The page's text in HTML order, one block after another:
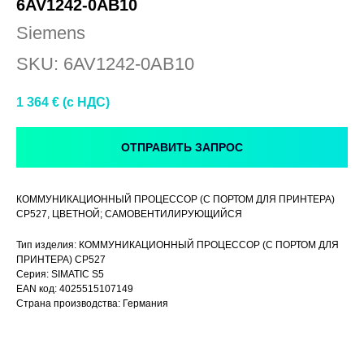
6AV1242-0AB10
Siemens
SKU: 6AV1242-0AB10
1 364 € (c НДС)
ОТПРАВИТЬ ЗАПРОС
КОММУНИКАЦИОННЫЙ ПРОЦЕССОР (С ПОРТОМ ДЛЯ ПРИНТЕРА)
CP527, ЦВЕТНОЙ; САМОВЕНТИЛИРУЮЩИЙСЯ
Тип изделия: КОММУНИКАЦИОННЫЙ ПРОЦЕССОР (С ПОРТОМ ДЛЯ
ПРИНТЕРА) CP527
Серия: SIMATIC S5
EAN код: 4025515107149
Страна производства: Германия